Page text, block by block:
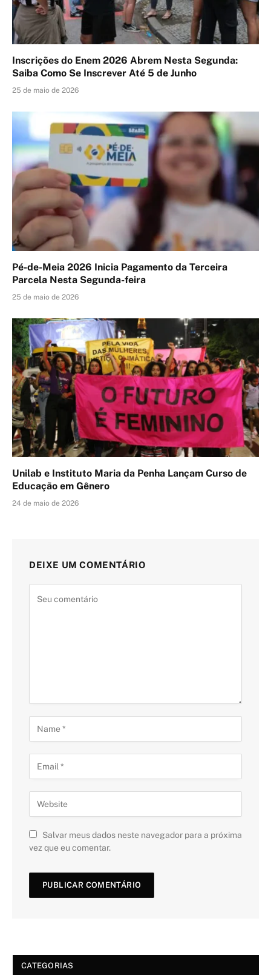
Inscrições do Enem 2026 Abrem Nesta Segunda:
Saiba Como Se Inscrever Até 5 de Junho
25 de maio de 2026
Pé-de-Meia 2026 Inicia Pagamento da Terceira
Parcela Nesta Segunda-feira
25 de maio de 2026
Unilab e Instituto Maria da Penha Lançam Curso de
Educação em Gênero
24 de maio de 2026
DEIXE UM COMENTÁRIO
Salvar meus dados neste navegador para a próxima
vez que eu comentar.
CATEGORIAS